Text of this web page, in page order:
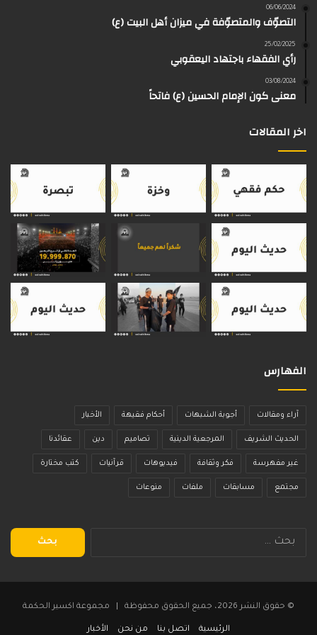
ب
م
06/06/2024
التصوّف والمتصوّفة في ميزان أهل البيت (ع)
25/02/2025
رأي الفقهاء باجتهاد اليعقوبي
03/08/2024
معنى كون الإمام الحسين (ع) فاتحاً
اخر المقالات
الفهارس
آراء ومقالات أجوبة الشبهات أحكام فقيهة الأخبار
الحديث الشريف المرجعية الدينية تصاميم دين عقائدنا
غير مفهرسة فكر وثقافة فيديوهات قرآنيات كتب مختارة
مجتمع مسابقات ملفات منوعات
البحث
© حقوق النشر 2026، جميع الحقوق محفوظة | مجموعة اكسير الحكمة
الرئيسية اتصل بنا من نحن الأخبار